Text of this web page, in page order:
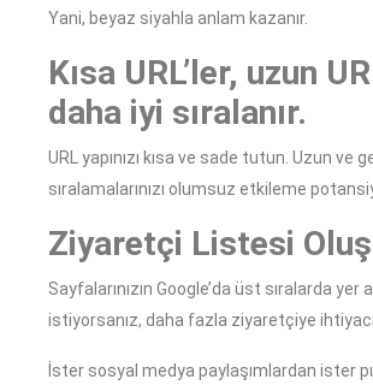
Yani, beyaz siyahla anlam kazanır.
Kısa URL’ler, uzun
daha iyi sıralanır.
URL yapınızı kısa ve sade tutun. Uzun ve
sıralamalarınızı olumsuz etkileme
Ziyaretçi Listesi
Sayfalarınızın Google’da üst sıralarda yer
istiyorsanız, daha fazla ziyaretçiye
İster sosyal medya paylaşımlardan ister